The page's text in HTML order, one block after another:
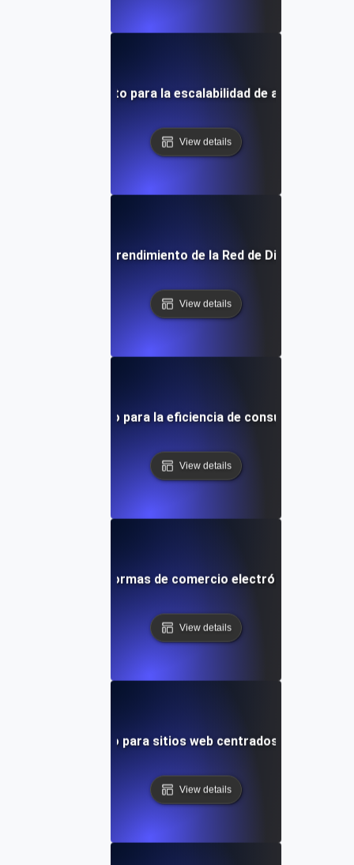
de rendimiento para la escalabilidad de aplicaciones
View details
para el rendimiento de la Red de Distribución
View details
de rendimiento para la eficiencia de consultas en
View details
para plataformas de comercio electrónico durante
View details
de rendimiento para sitios web centrados en el diseño
View details